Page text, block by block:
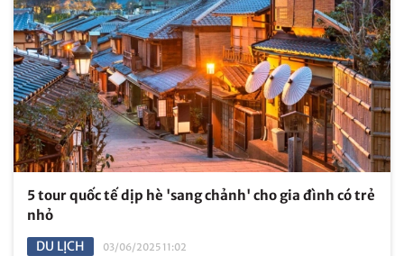
5 tour quốc tế dịp hè 'sang chảnh' cho gia đình có trẻ
nhỏ
DU LỊCH
03/06/2025 11:02